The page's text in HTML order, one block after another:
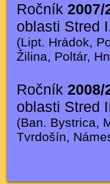
Ročník 2007/
oblasti Stred
(Lipt. Hrádok,
Žilina, Poltár,
Ročník 2008/
oblasti Stred
(Ban. Bystrica,
Tvrdošín,